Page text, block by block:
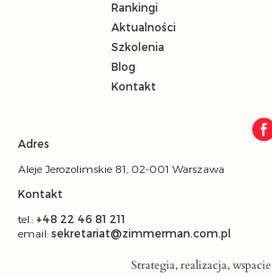
Rankingi
Aktualności
Szkolenia
Blog
Kontakt
Adres
Aleje Jerozolimskie 81, 02-001 Warszawa
Kontakt
tel.: +48 22 46 81 211
email: sekretariat@zimmerman.com.pl
Strategia, realizacja, wspacie